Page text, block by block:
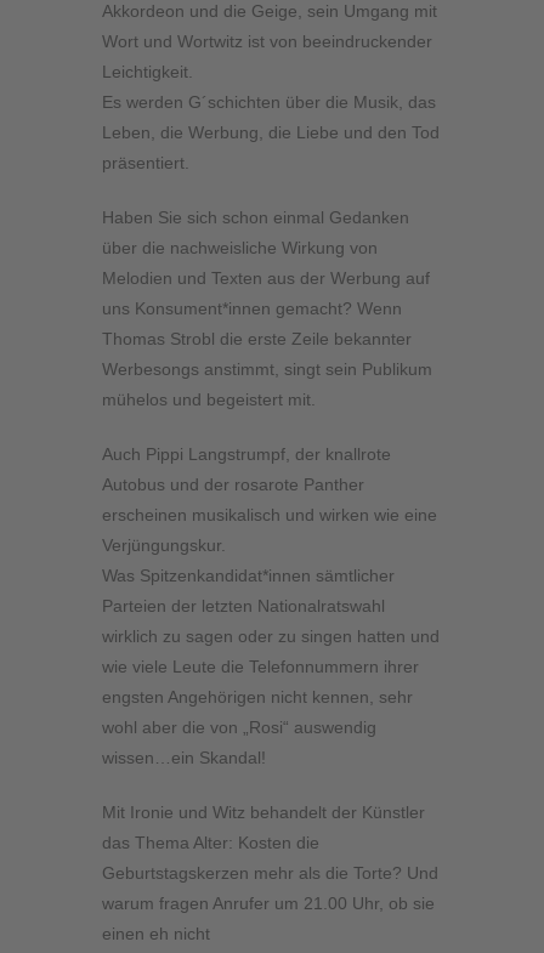
Akkordeon und die Geige, sein Umgang mit
Wort und Wortwitz ist von beeindruckender
Leichtigkeit.
Es werden G´schichten über die Musik, das
Leben, die Werbung, die Liebe und den Tod
präsentiert.
Haben Sie sich schon einmal Gedanken
über die nachweisliche Wirkung von
Melodien und Texten aus der Werbung auf
uns Konsument*innen gemacht? Wenn
Thomas Strobl die erste Zeile bekannter
Werbesongs anstimmt, singt sein Publikum
mühelos und begeistert mit.
Auch Pippi Langstrumpf, der knallrote
Autobus und der rosarote Panther
erscheinen musikalisch und wirken wie eine
Verjüngungskur.
Was Spitzenkandidat*innen sämtlicher
Parteien der letzten Nationalratswahl
wirklich zu sagen oder zu singen hatten und
wie viele Leute die Telefonnummern ihrer
engsten Angehörigen nicht kennen, sehr
wohl aber die von „Rosi“ auswendig
wissen…ein Skandal!
Mit Ironie und Witz behandelt der Künstler
das Thema Alter: Kosten die
Geburtstagskerzen mehr als die Torte? Und
warum fragen Anrufer um 21.00 Uhr, ob sie
einen eh nicht